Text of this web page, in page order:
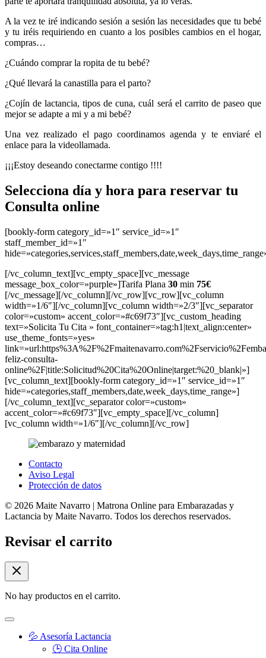
A la vez te iré indicando sesión a sesión las necesidades que tu bebé
y tu iréis requiriendo en cuanto a los posibles cambios en el hogar,
compras…
¿Cuándo comprar la ropita de tu bebé?
¿Qué llevará la canastilla para el parto?
¿Cojín de lactancia, tipos de cuna, cuál será el carrito de paseo que
mejor se adapte a mi y a mi bebé?
Una vez realizado el pago coordinamos agenda y te enviaré el
enlace para la videollamada.
¡¡¡Estoy deseando conectarme contigo !!!!
Selecciona día y hora para reservar tu
Consulta online
[bookly-form category_id=»1″ service_id=»1″
staff_member_id=»1″
[/vc_column_text][vc_empty_space][vc_message
message_box_color=»purple»]Tarifa Plana 30 min 75€
[/vc_message][/vc_column][/vc_row][vc_row][vc_column
width=»1/6″][/vc_column][vc_column width=»2/3″][vc_separator
color=»custom» accent_color=»#c69f73″][vc_custom_heading
text=»Solicita Tu Cita » font_container=»tag:h1|text_align:center»
use_theme_fonts=»yes»
feliz-consulta-
online%2F|title:Solicitud%20Cita%20Online|target:%20_blank|»]
[vc_column_text][bookly-form category_id=»1″ service_id=»1″
hide=»categories,staff_members,date,week_days,time_range»]
[/vc_column_text][vc_separator color=»custom»
accent_color=»#c69f73″][vc_empty_space][/vc_column]
[vc_column width=»1/6″][/vc_column][/vc_row]
Contacto
Aviso Legal
Protección de datos
© 2026 Maite Navarro | Matrona Online para Embarazadas y
Lactancia by Maite Navarro. Todos los derechos reservados.
Revisar el carrito
No hay productos en el carrito.
💦 Asesoría Lactancia
🕒 Cita Online